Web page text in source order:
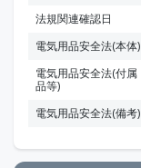
法規関連確認日
電気用品安全法(本体)
電気用品安全法(付属
品等)
電気用品安全法(備考)